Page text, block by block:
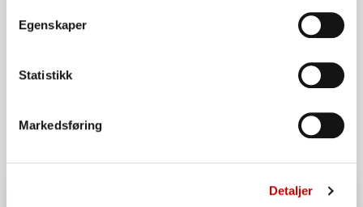
Egenskaper
Statistikk
Markedsføring
Detaljer